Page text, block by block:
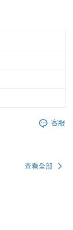
客服
查看全部